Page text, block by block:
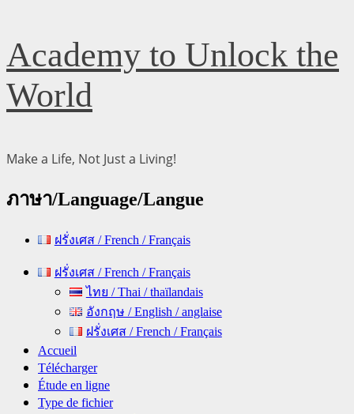
Skip
to
content
Academy to Unlock the
World
Make a Life, Not Just a Living!
ภาษา/Language/Langue
ฝรั่งเศส / French / Français
Primary ฝรั่งเศส / French / Français
ไทย / Thai / thaïlandais
อังกฤษ / English / anglaise
ฝรั่งเศส / French / Français
Accueil
Télécharger
Étude en ligne
Type de fichier